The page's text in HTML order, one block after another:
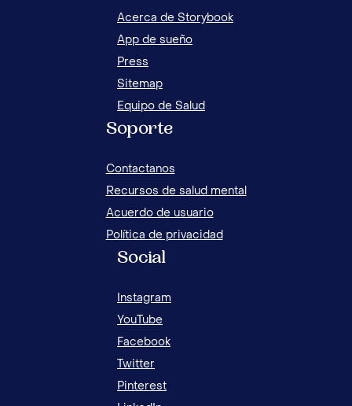
HIJO SAQUE UNA MALA NOTA
Acerca de Storybook
App de sueño
Press
Sitemap
Equipo de Salud
Soporte
Contactanos
Recursos de salud mental
Acuerdo de usuario
Política de privacidad
Social
Instagram
YouTube
Facebook
Twitter
Pinterest